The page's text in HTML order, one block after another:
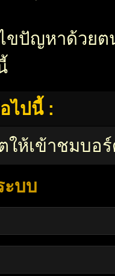
ขปัญหาด้วย
ไปนี้ :
ห้เข้าชมบอ
ะบบ